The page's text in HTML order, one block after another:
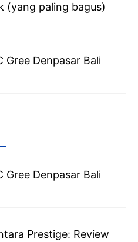
(yang paling bagus)
Gree Denpasar Bali
Gree Denpasar Bali
Prestige: Review